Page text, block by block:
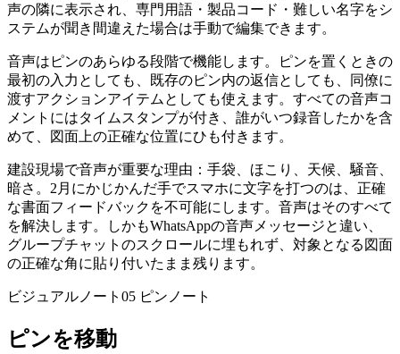
声の隣に表示され、専門用語・製品コード・難しい名字をシ
ステムが聞き間違えた場合は手動で編集できます。
音声はピンのあらゆる段階で機能します。ピンを置くときの
最初の入力としても、既存のピン内の返信としても、同僚に
渡すアクションアイテムとしても使えます。すべての音声コ
メントにはタイムスタンプが付き、誰がいつ録音したかを含
めて、図面上の正確な位置にひも付きます。
建設現場で音声が重要な理由：手袋、ほこり、天候、騒音、
暗さ。2月にかじかんだ手でスマホに文字を打つのは、正確
な書面フィードバックを不可能にします。音声はそのすべて
を解決します。しかもWhatsAppの音声メッセージと違い、
グループチャットのスクロールに埋もれず、対象となる図面
の正確な角に貼り付いたまま残ります。
ビジュアルノート05 ピンノート
ピンを移動